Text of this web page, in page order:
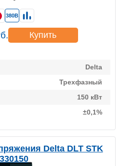
Delta
Трехфазный
150 кВт
±0,1%
380В
Купить
Delta DLT STK
330150